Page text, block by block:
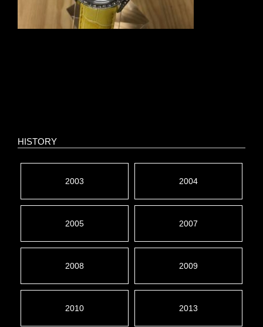
HISTORY
2003 2004
2005 2007
2008 2009
2010 2013